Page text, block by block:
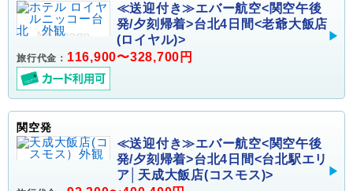
≪送迎付き≫エバー航空<関空午後
発/夕刻帰着>台北4日間<老爺大飯店
(ロイヤル)>
旅行代金： 116,900〜328,700円
関空発
≪送迎付き≫エバー航空<関空午後
発/夕刻帰着>台北4日間<台北駅エリ
ア│天成大飯店(コスモス)>